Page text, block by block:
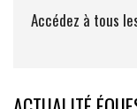
Accédez à tous